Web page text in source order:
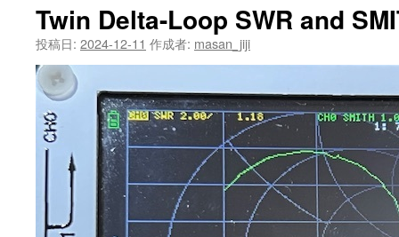
Twin Delta-Loop SWR and
投稿日: 2024-12-11 作成者: masan_jiji